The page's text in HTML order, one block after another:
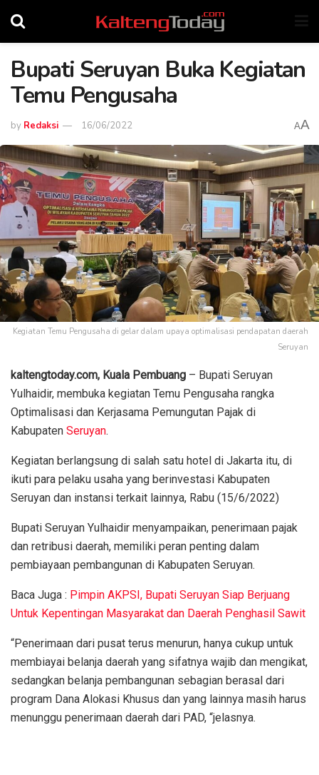
Bupati Seruyan Buka Kegiatan
Temu Pengusaha
by Redaksi 16/06/2022 AA
Kegiatan Temu Pengusaha di gelar dalam upaya optimalisasi pendapatan daerah
Seruyan
kaltengtoday.com, Kuala Pembuang – Bupati Seruyan
Yulhaidir, membuka kegiatan Temu Pengusaha rangka
Optimalisasi dan Kerjasama Pemungutan Pajak di
Kabupaten Seruyan.
Kegiatan berlangsung di salah satu hotel di Jakarta itu, di
ikuti para pelaku usaha yang berinvestasi Kabupaten
Seruyan dan instansi terkait lainnya, Rabu (15/6/2022)
Bupati Seruyan Yulhaidir menyampaikan, penerimaan pajak
dan retribusi daerah, memiliki peran penting dalam
pembiayaan pembangunan di Kabupaten Seruyan.
Baca Juga : Pimpin AKPSI, Bupati Seruyan Siap Berjuang
Untuk Kepentingan Masyarakat dan Daerah Penghasil Sawit
“Penerimaan dari pusat terus menurun, hanya cukup untuk
membiayai belanja daerah yang sifatnya wajib dan mengikat,
sedangkan belanja pembangunan sebagian berasal dari
program Dana Alokasi Khusus dan yang lainnya masih harus
menunggu penerimaan daerah dari PAD, “jelasnya.